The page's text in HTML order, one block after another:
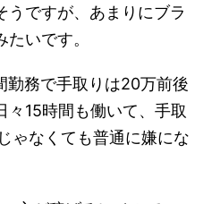
うですが、あまりにブラ
いです。
務で手取りは20万前後
々15時間も働いて、手取
ゃなくても普通に嫌にな